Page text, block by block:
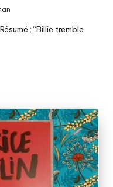
: “Billie tremble